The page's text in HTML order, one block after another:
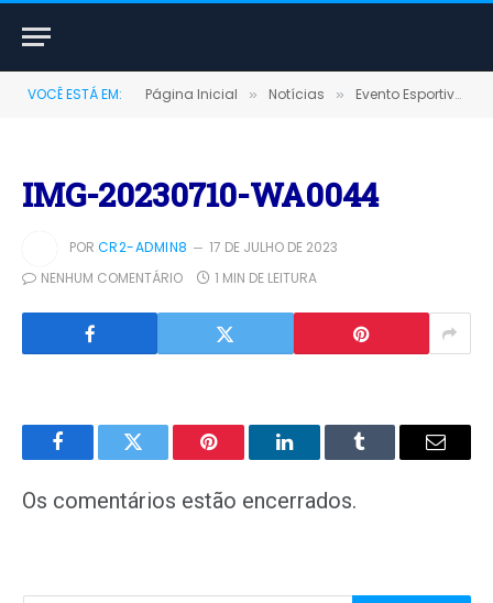
VOCÊ ESTÁ EM: Página Inicial » Notícias » Evento Esportivo em homenagem a padroeira Santa Isabel
IMG-20230710-WA0044
POR CR2-ADMIN8
17 DE JULHO DE 2023
NENHUM COMENTÁRIO
1 MIN DE LEITURA
FacebookTwitter Pinterest LinkedInTumblr
E-
Os comentários estão encerrados.